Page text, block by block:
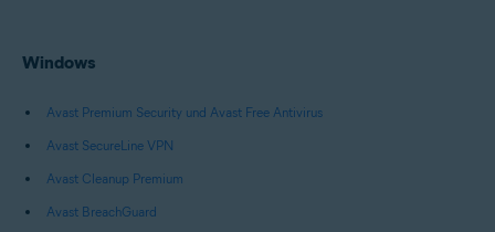
Windows
Avast Premium Security und Avast Free Antivirus
Avast SecureLine VPN
Avast Cleanup Premium
Avast BreachGuard